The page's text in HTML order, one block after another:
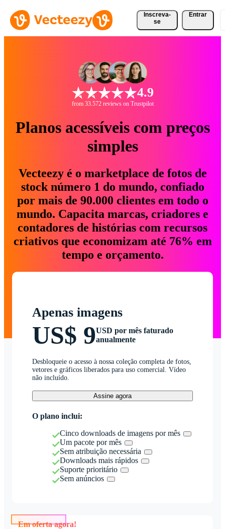
Inscreva-
se
Entrar
4.9
from 33.572 reviews on Trustpilot
Planos acessíveis com preços
simples
Vecteezy é o marketplace de fotos de
stock número 1 do mundo, confiado
por mais de 90.000 clientes em todo o
mundo. Capacita marcas, criadores e
contadores de histórias com recursos
criativos que economizam até 76% em
tempo e orçamento.
Apenas imagens
US$ 9USD por mês faturado
anualmente
Desbloqueie o acesso à nossa coleção completa de fotos,
vetores e gráficos liberados para uso comercial. Vídeo
não incluído.
Assine agora
O plano inclui:
Cinco downloads de imagens por mês
Um pacote por mês
Sem atribuição necessária
Downloads mais rápidos
Suporte prioritário
Sem anúncios